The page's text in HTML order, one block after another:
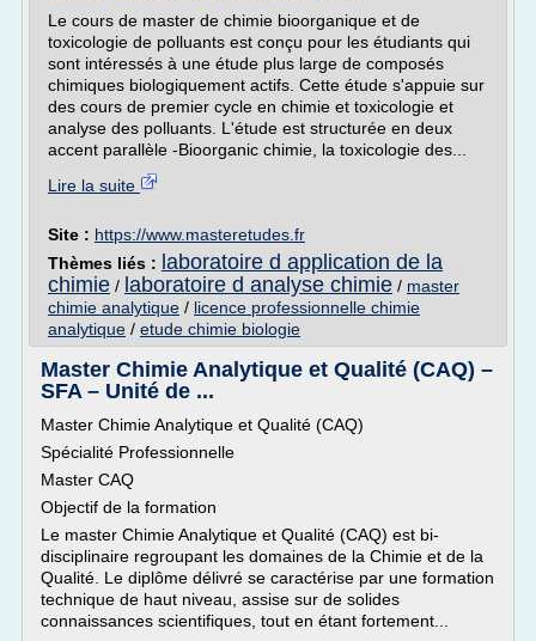
Le cours de master de chimie bioorganique et de
toxicologie de polluants est conçu pour les étudiants qui
sont intéressés à une étude plus large de composés
chimiques biologiquement actifs. Cette étude s'appuie sur
des cours de premier cycle en chimie et toxicologie et
analyse des polluants. L'étude est structurée en deux
accent parallèle -Bioorganic chimie, la toxicologie des...
Lire la suite
Site : https://www.masteretudes.fr
Thèmes liés : laboratoire d application de la
chimie / laboratoire d analyse chimie / master
chimie analytique / licence professionnelle chimie
analytique / etude chimie biologie
Master Chimie Analytique et Qualité (CAQ) –
SFA – Unité de ...
Master Chimie Analytique et Qualité (CAQ)
Spécialité Professionnelle
Master CAQ
Objectif de la formation
Le master Chimie Analytique et Qualité (CAQ) est bi-
disciplinaire regroupant les domaines de la Chimie et de la
Qualité. Le diplôme délivré se caractérise par une formation
technique de haut niveau, assise sur de solides
connaissances scientifiques, tout en étant fortement...